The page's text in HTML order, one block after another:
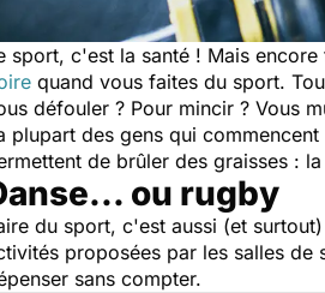
sport, c'est la santé ! Mais
quand vous faites du sport.
défouler ? Pour mincir ? Vous
plupart des gens qui
de brûler des graisses :
ou rugby
du sport, c'est aussi (et
proposées par les salles
sans compter.